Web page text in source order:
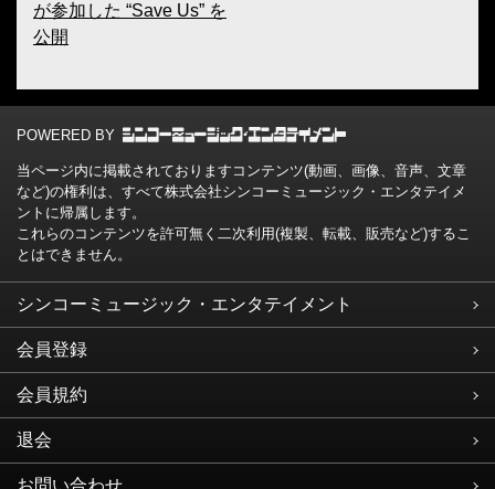
が参加した “Save Us” を
公開
POWERED BY
当ページ内に掲載されておりますコンテンツ(動画、画像、音声、文章
など)の権利は、すべて株式会社シンコーミュージック・エンタテイメ
ントに帰属します。
これらのコンテンツを許可無く二次利用(複製、転載、販売など)するこ
とはできません。
シンコーミュージック・エンタテイメント
会員登録
会員規約
退会